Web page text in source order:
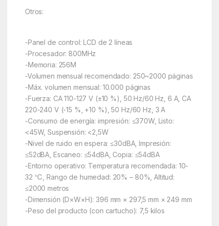
Otros:
-Panel de control: LCD de 2 líneas
-Procesador: 800MHz
-Memoria: 256M
-Volumen mensual recomendado: 250~2000 páginas
-Máx. volumen mensual: 10.000 páginas
-Fuerza: CA 110-127 V (±10 %), 50 Hz/60 Hz, 6 A, CA
220-240 V (-15 %, +10 %), 50 Hz/60 Hz, 3 A
-Consumo de energía: impresión: ≤370W, Listo:
<45W, Suspensión: <2,5W
-Nivel de ruido en espera: ≤30dBA, Impresión:
≤52dBA, Escaneo: ≤54dBA, Copia: ≤54dBA
-Entorno operativo: Temperatura recomendada: 10-
32 ℃, Rango de humedad: 20% – 80%, Altitud:
≤2000 metros
-Dimensión (D×W×H): 396 mm × 297,5 mm × 249 mm
-Peso del producto (con cartucho): 7,5 kilos